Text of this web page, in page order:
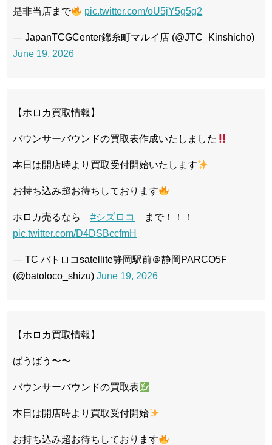
是非当店まで pic.twitter.com/oU5jY5g5g2
— JapanTCGCenter錦糸町マルイ店 (@JTC_Kinshicho)
June 19, 2026
【ホロカ買取情報】
バウンサーバウンドの買取表作成いたしました
本日は開店時より買取受付開始いたします
お持ち込み超お待ちしております
ホロカ売るなら #シズロコ
まで！！！
pic.twitter.com/D4DSBccfmH
— TC バトロコsatellite静岡駅前＠静岡PARCO5F
(@batoloco_shizu) June 19, 2026
【ホロカ買取情報】
ばうばう〜〜
バウンサーバウンドの買取表
本日は開店時より買取受付開始
お持ち込み超お待ちしております